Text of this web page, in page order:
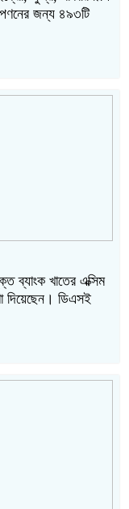
জন্য ৪৯৩টি
ব্যাংক খাতের এক্সিম
দিয়েছেন। ডিএসই